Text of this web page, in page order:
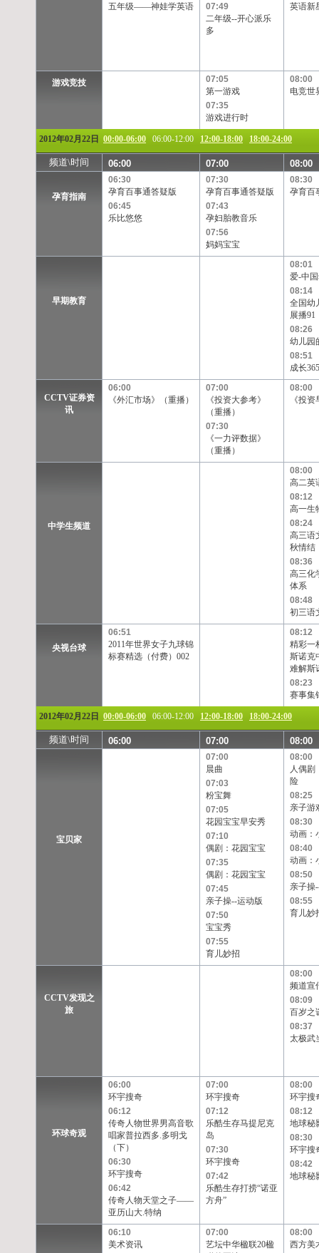
五年级——神娃学英语
07:49
二年级--开心派乐
多
英语
游戏竞技
07:05
第一游戏
07:35
游戏进行时
08:00
电竞世
2012年02月22日 00:00-06:00 06:00-12:00 12:00-18:00 18:00-24:00
频道\时间 06:00 07:00 08:00
孕育指南
06:30
孕育百事通答疑版
06:45
乐比悠悠
07:30
孕育百事通答疑版
07:43
孕妇胎教音乐
07:56
妈妈宝宝
08:30
孕育百
早期教育
08:01
爱-中
08:14
全国幼
展播91
08:26
幼儿园
08:51
成长
CCTV证券资
讯
06:00
《外汇市场》（重播）
07:00
《投资大参考》
（重播）
07:30
《一力评数据》
（重播）
08:00
《投
中学生频道
08:00
高二英
08:12
高一生
08:24
高三语
秋情结
08:36
高三化
体系
08:48
初三语
央视台球
06:51
2011年世界女子九球锦
标赛精选（付费）002
08:12
精彩一
斯诺克
难解斯
08:23
赛事集
2012年02月22日 00:00-06:00 06:00-12:00 12:00-18:00 18:00-24:00
频道\时间 06:00 07:00 08:00
宝贝家
07:00
晨曲
07:03
粉宝舞
07:05
花园宝宝早安秀
07:10
偶剧：花园宝宝
07:35
偶剧：花园宝宝
07:45
亲子操--运动版
07:50
宝宝秀
07:55
育儿妙招
08:00
人偶剧
险
08:25
亲子游
08:30
动画：
08:40
动画：
08:50
亲子操
08:55
育儿妙
CCTV发现之
旅
08:00
频道宣
08:09
百岁之
08:37
太极武
环球奇观
06:00
环宇搜奇
06:12
传奇人物世界男高音歌
唱家普拉西多.多明戈
（下）
06:30
环宇搜奇
06:42
传奇人物天堂之子——
亚历山大.特纳
07:00
环宇搜奇
07:12
乐酷生存马提尼克
岛
07:30
环宇搜奇
07:42
乐酷生存打捞“诺亚
方舟”
08:00
环宇搜
08:12
地球秘
08:30
环宇搜
08:42
地球秘
06:10
美术资讯
07:00
艺坛中华楹联20楹
08:00
西方美